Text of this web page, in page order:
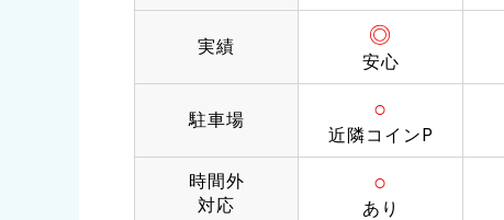
実績 ◎
安心
駐車場 ○
近隣コインP
時間外
対応
○
あり